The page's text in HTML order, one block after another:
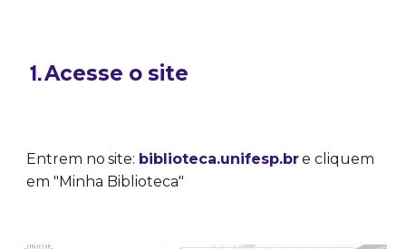
Acesse o site
Entrem no site: biblioteca.unifesp.bre cliquem
em "Minha Biblioteca"